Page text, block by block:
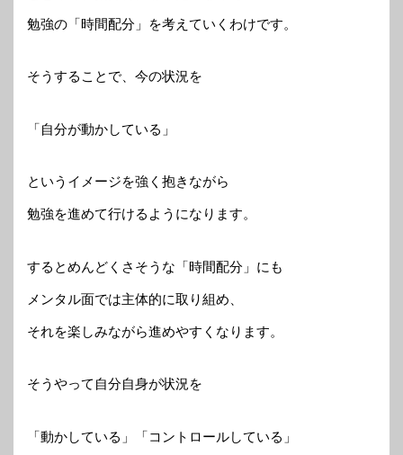
勉強の「時間配分」を考えていくわけです。
そうすることで、今の状況を
「自分が動かしている」
というイメージを強く抱きながら
勉強を進めて行けるようになります。
するとめんどくさそうな「時間配分」にも
メンタル面では主体的に取り組め、
それを楽しみながら進めやすくなります。
そうやって自分自身が状況を
「動かしている」「コントロールしている」